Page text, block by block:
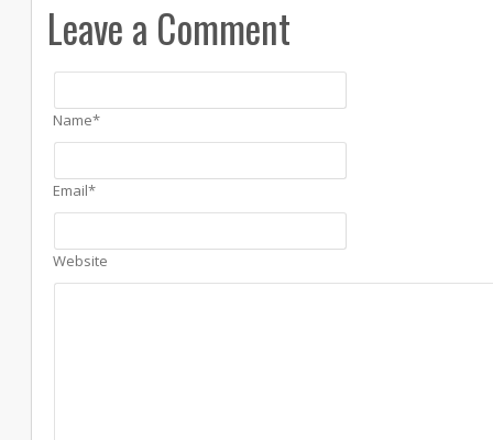
Leave a Comment
Name*
Email*
Website